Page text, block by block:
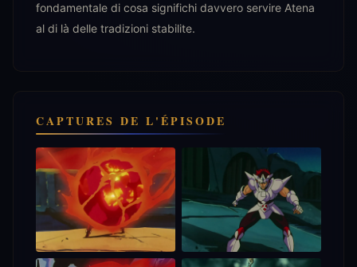
fondamentale di cosa significhi davvero servire Atena
al di là delle tradizioni stabilite.
CAPTURES DE L'ÉPISODE